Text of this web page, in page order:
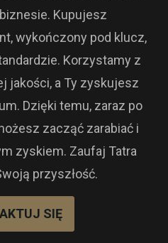
Kupujesz
wykończony pod klucz,
Korzystamy z
jakości, a Ty zyskujesz
Dzięki temu, zaraz po
zacząć zarabiać i
zyskiem. Zaufaj Tatra
przyszłość.
SIĘ